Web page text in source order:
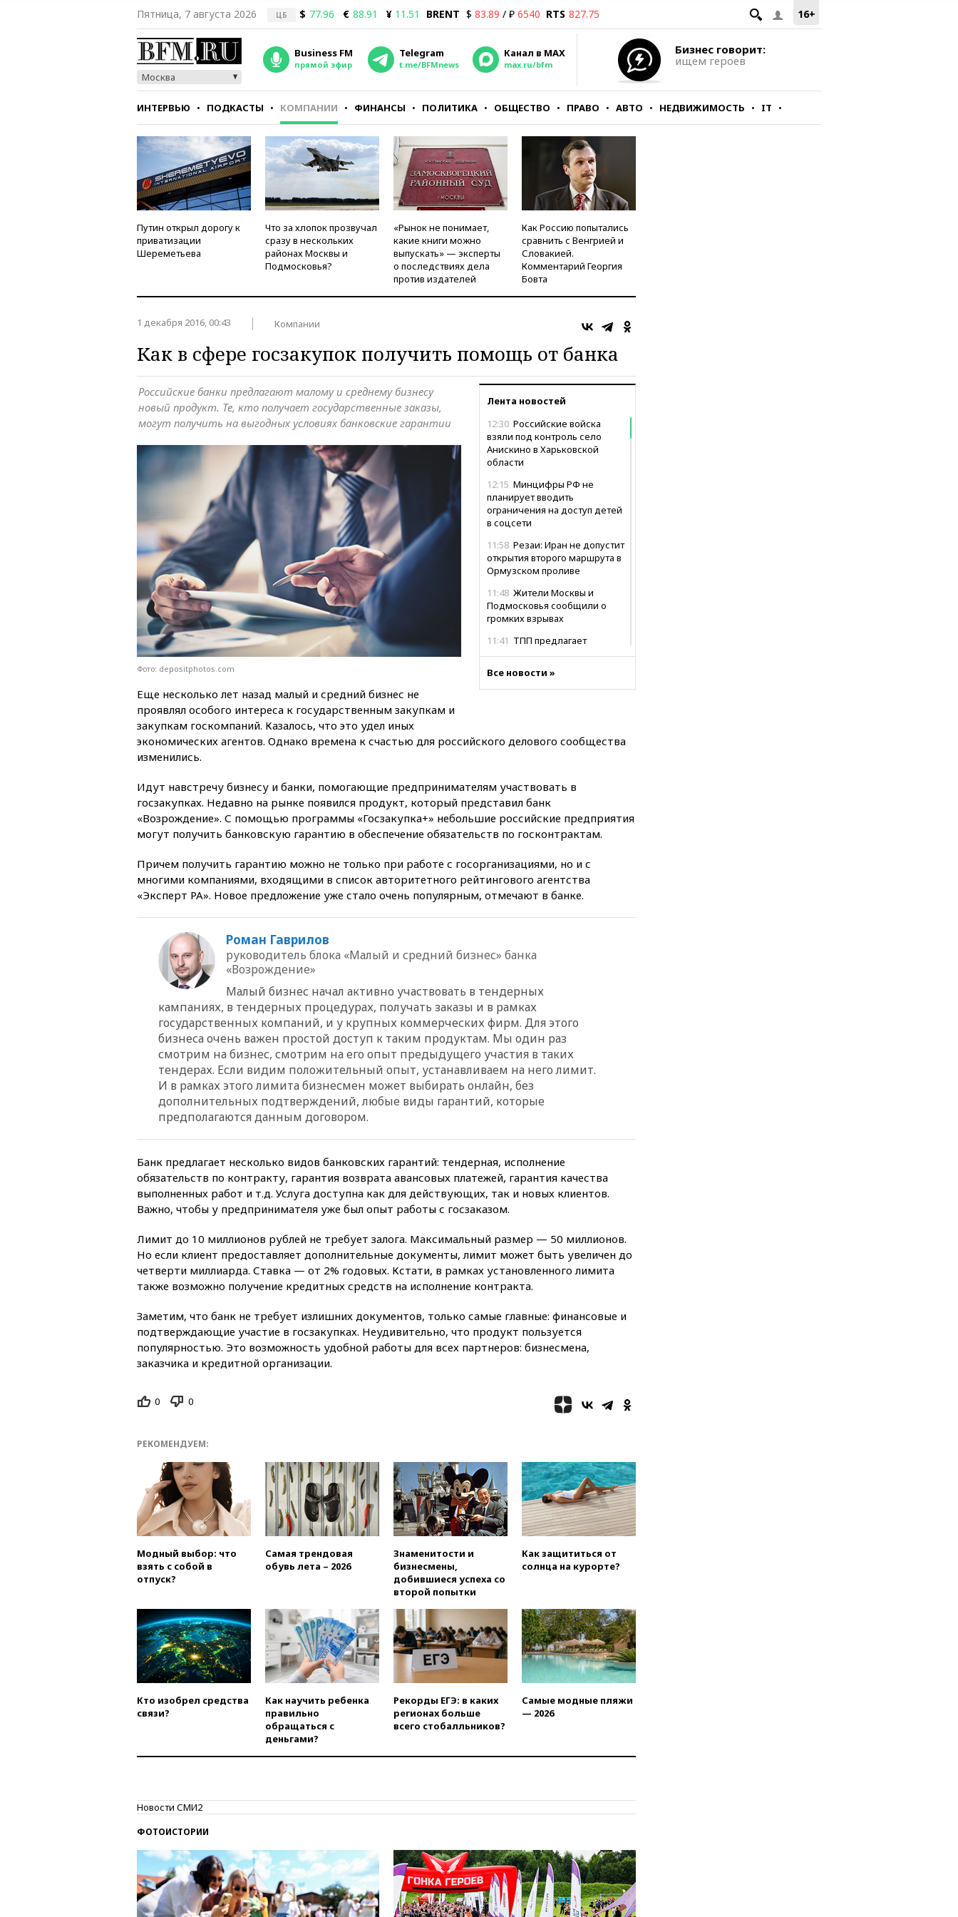
16+
Пятница, 7 августа 2026 ЦБ $ 77.96 € 88.91 ¥ 11.51 BRENT $ 83.89 / ₽ 6540 RTS 827.75
Москва
Business FM
прямой эфир
Telegram
t.me/BFMnews
Канал в MAX
max.ru/bfm
Бизнес говорит:
ищем героев
ИНТЕРВЬЮ ПОДКАСТЫ КОМПАНИИ ФИНАНСЫ ПОЛИТИКА ОБЩЕСТВО ПРАВО АВТО НЕДВИЖИМОСТЬ IT
СТИЛЬ ТЕСТЫ
Путин открыл дорогу к
приватизации
Шереметьева
Что за хлопок прозвучал
сразу в нескольких
районах Москвы и
Подмосковья?
«Рынок не понимает,
какие книги можно
выпускать» — эксперты
о последствиях дела
против издателей
Как Россию попытались
сравнить с Венгрией и
Словакией.
Комментарий Георгия
Бовта
1 декабря 2016, 00:43 Компании
Как в сфере госзакупок получить помощь от банка
Лента новостей
12:30 Российские войска
взяли под контроль село
Анискино в Харьковской
области
12:15 Минцифры РФ не
планирует вводить
ограничения на доступ детей
в соцсети
11:58 Резаи: Иран не допустит
открытия второго маршрута в
Ормузском проливе
11:48 Жители Москвы и
Подмосковья сообщили о
громких взрывах
11:41 ТПП предлагает
пострадавших от атак БПЛА
продавцов
«Госуслугах»
человек
11:19 Россия рассчитывает
заключить безвизовые
соглашения с Индонезией и
11:04«Ведомости»: на партию
«Яблоко» ополчились
конкуренты
10:59Торговые центры и кафе
бесплатно
Mind Money Юлия Хандошко
признала свою вину
10:41Пашинян: Армения
понимает невозможность
одновременного членства в
ЕС и ЕАЭС
10:21ФСБ задержала более
20 сотрудников пунктов
обмена криптовалюты в
тратить средства дорожных
фондов на защиту трасс от
БПЛА
09:56
нефтяным терминалам в
России
09:49 WSJ: Трамп «сходит с
ума» из-за сообщений в СМИ
об истощении боеприпасов у
09:36Исландия и Черногория
в 2028 году могут войти в
состав Евросоюза
основополагающим
принципам ЕАЭС
попросили уволиться
08:51
Осужденный в России
американец Гилман
находится при смерти
08:22
В Екатеринбурге
В Таиланде ученик
устроил стрельбу в школе:
Лесной пожар в 30
километрах от Ванкувера
привел к эвакуации жителей
06:00
Суд обязал Meta
выплатить $567 млн по делу о
здоровью детей
05:51
отравившегося в детсаду
обречены на провал
02:00
Ни один водоем Англии
не соответствует нормам
химической безопасности
Все новости »
Российские банки предлагают малому и среднему бизнесу
новый продукт. Те, кто получает государственные заказы,
могут получить на выгодных условиях банковские гарантии
Фото: depositphotos.com
Еще несколько лет назад малый и средний бизнес не
проявлял особого интереса к государственным закупкам и
закупкам госкомпаний. Казалось, что это удел иных
экономических агентов. Однако времена к счастью для российского делового сообщества
изменились.
Идут навстречу бизнесу и банки, помогающие предпринимателям участвовать в
госзакупках. Недавно на рынке появился продукт, который представил банк
«Возрождение». С помощью программы «Госзакупка+» небольшие российские предприятия
могут получить банковскую гарантию в обеспечение обязательств по госконтрактам.
Причем получить гарантию можно не только при работе с госорганизациями, но и с
многими компаниями, входящими в список авторитетного рейтингового агентства
«Эксперт РА». Новое предложение уже стало очень популярным, отмечают в банке.
Роман Гаврилов
руководитель блока «Малый и средний бизнес» банка
«Возрождение»
Малый бизнес начал активно участвовать в тендерных
кампаниях, в тендерных процедурах, получать заказы и в рамках
государственных компаний, и у крупных коммерческих фирм. Для этого
бизнеса очень важен простой доступ к таким продуктам. Мы один раз
смотрим на бизнес, смотрим на его опыт предыдущего участия в таких
тендерах. Если видим положительный опыт, устанавливаем на него лимит.
И в рамках этого лимита бизнесмен может выбирать онлайн, без
дополнительных подтверждений, любые виды гарантий, которые
предполагаются данным договором.
Банк предлагает несколько видов банковских гарантий: тендерная, исполнение
обязательств по контракту, гарантия возврата авансовых платежей, гарантия качества
выполненных работ и т.д. Услуга доступна как для действующих, так и новых клиентов.
Важно, чтобы у предпринимателя уже был опыт работы с госзаказом.
Лимит до 10 миллионов рублей не требует залога. Максимальный размер — 50 миллионов.
Но если клиент предоставляет дополнительные документы, лимит может быть увеличен до
четверти миллиарда. Ставка — от 2% годовых. Кстати, в рамках установленного лимита
также возможно получение кредитных средств на исполнение контракта.
Заметим, что банк не требует излишних документов, только самые главные: финансовые и
подтверждающие участие в госзакупках. Неудивительно, что продукт пользуется
популярностью. Это возможность удобной работы для всех партнеров: бизнесмена,
заказчика и кредитной организации.
0 0
РЕКОМЕНДУЕМ:
Модный выбор: что
взять с собой в
отпуск?
Самая трендовая
обувь лета – 2026
Знаменитости и
бизнесмены,
добившиеся успеха со
второй попытки
Как защититься от
солнца на курорте?
Кто изобрел средства
связи?
Как научить ребенка
правильно
обращаться с
деньгами?
Рекорды ЕГЭ: в каких
регионах больше
всего стобалльников?
Самые модные пляжи
— 2026
Новости СМИ2
ФОТОИСТОРИИ